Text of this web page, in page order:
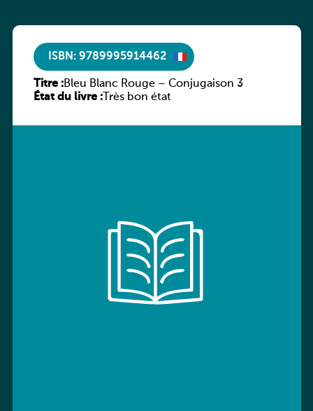
ISBN: 9789995914462
Titre :Bleu Blanc Rouge – Conjugaison 3
État du livre :Très bon état